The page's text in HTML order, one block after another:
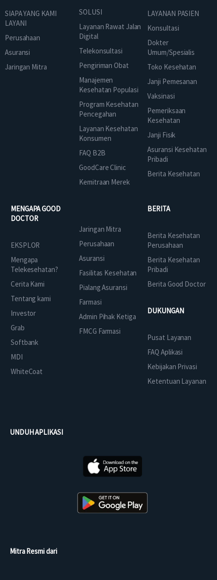
SIAPA YANG KAMI
LAYANI
Perusahaan
Asuransi
Jaringan Mitra
SOLUSI
Layanan Rawat Jalan
Digital
Telekonsultasi
Pengiriman Obat
Manajemen
Kesehatan Populasi
Program Kesehatan
Pencegahan
Layanan Kesehatan
Konsumen
FAQ B2B
GoodCare Clinic
Kemitraan Merek
LAYANAN PASIEN
Konsultasi
Dokter
Umum/Spesialis
Toko Kesehatan
Janji Pemesanan
Vaksinasi
Pemeriksaan
Kesehatan
Janji Fisik
Asuransi Kesehatan
Pribadi
Berita Kesehatan
MENGAPA GOOD
DOCTOR
EKSPLOR
Mengapa
Telekesehatan?
Cerita Kami
Tentang kami
Investor
Grab
Softbank
MDI
WhiteCoat
Jaringan Mitra
Perusahaan
Asuransi
Fasilitas Kesehatan
Pialang Asuransi
Farmasi
Admin Pihak Ketiga
FMCG Farmasi
BERITA
Berita Kesehatan
Perusahaan
Berita Kesehatan
Pribadi
Berita Good Doctor
DUKUNGAN
Pusat Layanan
FAQ Aplikasi
Kebijakan Privasi
Ketentuan Layanan
UNDUH APLIKASI
Mitra Resmi dari